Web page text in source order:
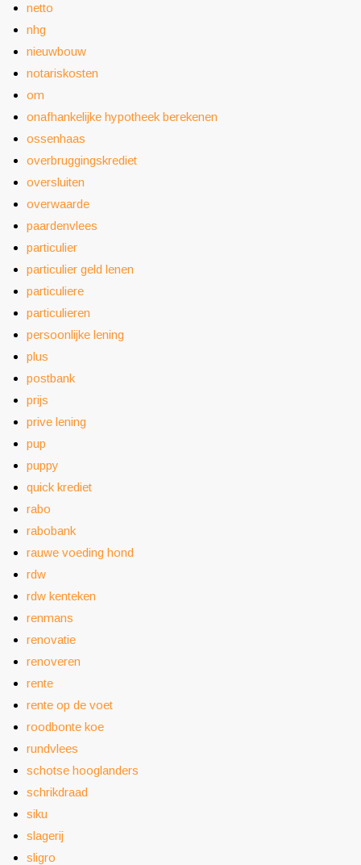
netto
nhg
nieuwbouw
notariskosten
om
onafhankelijke hypotheek berekenen
ossenhaas
overbruggingskrediet
oversluiten
overwaarde
paardenvlees
particulier
particulier geld lenen
particuliere
particulieren
persoonlijke lening
plus
postbank
prijs
prive lening
pup
puppy
quick krediet
rabo
rabobank
rauwe voeding hond
rdw
rdw kenteken
renmans
renovatie
renoveren
rente
rente op de voet
roodbonte koe
rundvlees
schotse hooglanders
schrikdraad
siku
slagerij
sligro